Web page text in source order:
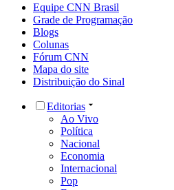
Equipe CNN Brasil
Grade de Programação
Blogs
Colunas
Fórum CNN
Mapa do site
Distribuição do Sinal
Editorias
Ao Vivo
Política
Nacional
Economia
Internacional
Pop